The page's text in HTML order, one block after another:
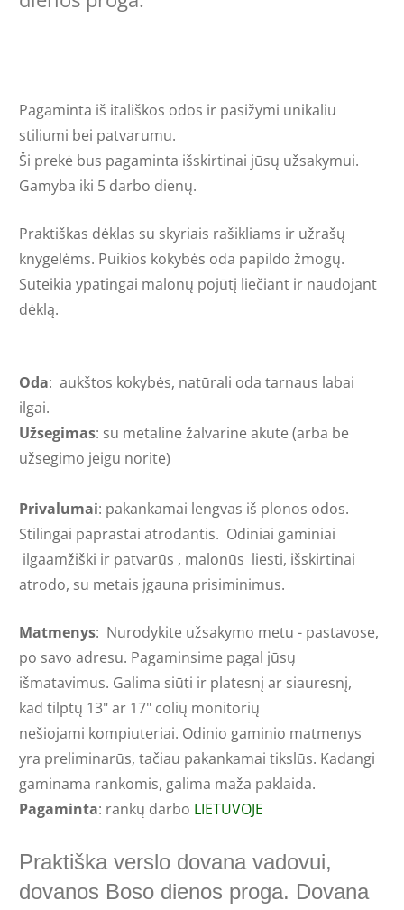
Pagaminta iš itališkos odos ir pasižymi unikaliu
stiliumi bei patvarumu.
Ši prekė bus pagaminta išskirtinai jūsų užsakymui.
Gamyba iki 5 darbo dienų.
Praktiškas dėklas su skyriais rašikliams ir užrašų
knygelėms. Puikios kokybės oda papildo žmogų.
Suteikia ypatingai malonų pojūtį liečiant ir naudojant
dėklą.
Oda: aukštos kokybės, natūrali oda tarnaus labai
ilgai.
Užsegimas: su metaline žalvarine akute (arba be
užsegimo jeigu norite)
Privalumai: pakankamai lengvas iš plonos odos.
Stilingai paprastai atrodantis. Odiniai gaminiai
ilgaamžiški ir patvarūs , malonūs liesti, išskirtinai
atrodo, su metais įgauna prisiminimus.
Matmenys: Nurodykite užsakymo metu - pastavose,
po savo adresu. Pagaminsime pagal jūsų
išmatavimus. Galima siūti ir platesnį ar siauresnį,
kad tilptų 13" ar 17" colių monitorių
nešiojami kompiuteriai. Odinio gaminio matmenys
yra preliminarūs, tačiau pakankamai tikslūs. Kadangi
gaminama rankomis, galima maža paklaida.
Pagaminta: rankų darbo LIETUVOJE
Praktiška verslo dovana vadovui,
dovanos Boso dienos proga. Dovana